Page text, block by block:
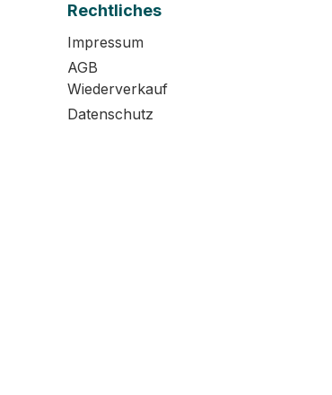
Rechtliches
Impressum
AGB
Wiederverkauf
Datenschutz